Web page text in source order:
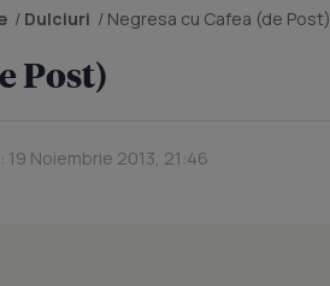
/ Dulciuri / Negresa cu Cafea (de Post)
Post)
19 Noiembrie 2013, 21:46